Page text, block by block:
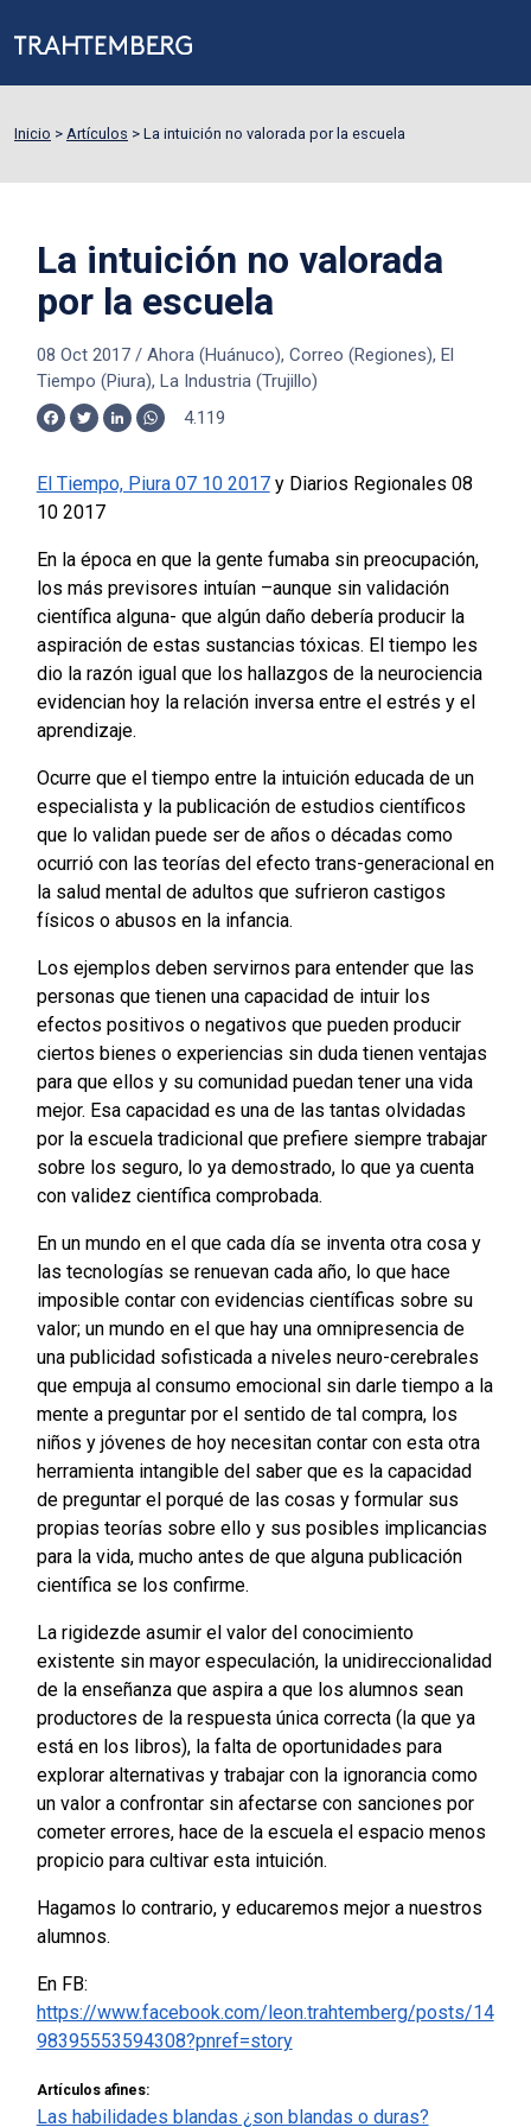
Inicio > Artículos > La intuición no valorada por la escuela
La intuición no valorada
por la escuela
08 Oct 2017/ Ahora (Huánuco), Correo (Regiones), El
Tiempo (Piura), La Industria (Trujillo)
Facebook
TwitterLinkedInWhatsApp
4.119
El Tiempo, Piura 07 10 2017y Diarios Regionales 08
10 2017
En la época en que la gente fumaba sin preocupación,
los más previsores intuían –aunque sin validación
científica alguna- que algún daño debería producir la
aspiración de estas sustancias tóxicas. El tiempo les
dio la razón igual que los hallazgos de la neurociencia
evidencian hoy la relación inversa entre el estrés y el
aprendizaje.
Ocurre que el tiempo entre la intuición educada de un
especialista y la publicación de estudios científicos
que lo validan puede ser de años o décadas como
ocurrió con las teorías del efecto trans-generacional en
la salud mental de adultos que sufrieron castigos
físicos o abusos en la infancia.
Los ejemplos deben servirnos para entender que las
personas que tienen una capacidad de intuir los
efectos positivos o negativos que pueden producir
ciertos bienes o experiencias sin duda tienen ventajas
para que ellos y su comunidad puedan tener una vida
mejor. Esa capacidad es una de las tantas olvidadas
por la escuela tradicional que prefiere siempre trabajar
sobre los seguro, lo ya demostrado, lo que ya cuenta
con validez científica comprobada.
En un mundo en el que cada día se inventa otra cosa y
las tecnologías se renuevan cada año, lo que hace
imposible contar con evidencias científicas sobre su
valor; un mundo en el que hay una omnipresencia de
una publicidad sofisticada a niveles neuro-cerebrales
que empuja al consumo emocional sin darle tiempo a la
mente a preguntar por el sentido de tal compra, los
niños y jóvenes de hoy necesitan contar con esta otra
herramienta intangible del saber que es la capacidad
de preguntar el porqué de las cosas y formular sus
propias teorías sobre ello y sus posibles implicancias
para la vida, mucho antes de que alguna publicación
científica se los confirme.
La rigidezde asumir el valor del conocimiento
existente sin mayor especulación, la unidireccionalidad
de la enseñanza que aspira a que los alumnos sean
productores de la respuesta única correcta (la que ya
está en los libros), la falta de oportunidades para
explorar alternativas y trabajar con la ignorancia como
un valor a confrontar sin afectarse con sanciones por
cometer errores, hace de la escuela el espacio menos
propicio para cultivar esta intuición.
Hagamos lo contrario, y educaremos mejor a nuestros
alumnos.
En FB:
https://www.facebook.com/leon.trahtemberg/posts/14
98395553594308?pnref=story
Artículos afines:
Las habilidades blandas ¿son blandas o duras?